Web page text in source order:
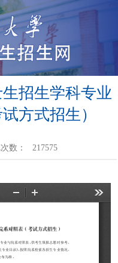
招生学科专业
方式招生）
数： 217575